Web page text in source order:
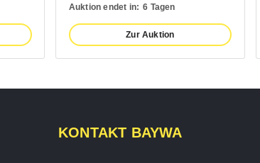
Auktion endet in: 6 Tagen
Zur Auktion
KONTAKT BAYWA